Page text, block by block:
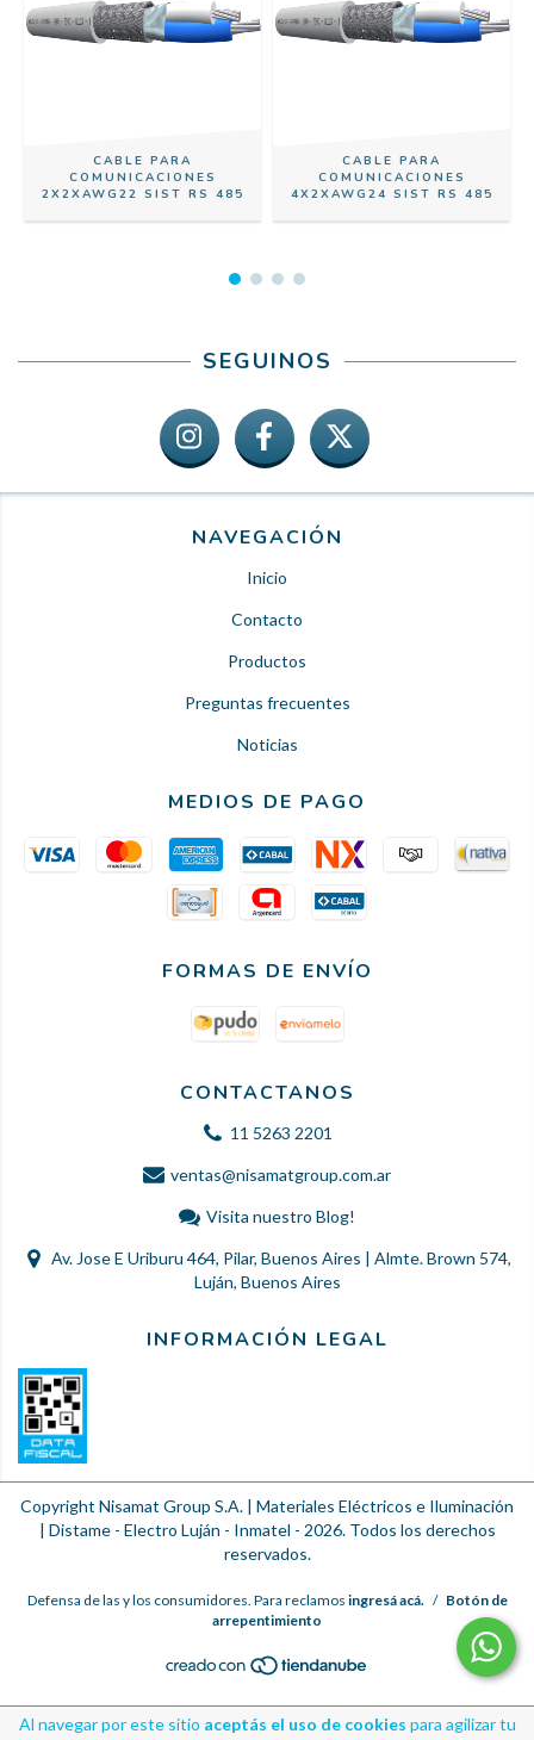
Al navegar por este sitio aceptás el uso de cookies para agilizar tu
CABLE PARA
COMUNICACIONES
2X2XAWG22 SIST RS 485
CABLE PARA
COMUNICACIONES
4X2XAWG24 SIST RS 485
SEGUINOS
NAVEGACIÓN
Inicio
Contacto
Productos
Preguntas frecuentes
Noticias
MEDIOS DE PAGO
FORMAS DE ENVÍO
CONTACTANOS
11 5263 2201
ventas@nisamatgroup.com.ar
Visita nuestro Blog!
Av. Jose E Uriburu 464, Pilar, Buenos Aires | Almte. Brown 574,
Luján, Buenos Aires
INFORMACIÓN LEGAL
Copyright Nisamat Group S.A. | Materiales Eléctricos e Iluminación
| Distame - Electro Luján - Inmatel - 2026. Todos los derechos
reservados.
Defensa de las y los consumidores. Para reclamos ingresá acá. / Botón de
arrepentimiento